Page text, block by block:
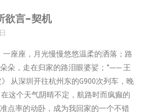
欲言-契机
一座座，月光慢慢悠悠温柔的洒落；路
朵，走在归家的路泪眼婆娑；”—— 王
从深圳开往杭州东的G900次列车，晚
这个天气阴晴不定，航路时而疯癫的
点率的动卧，成为我回家的一个不错